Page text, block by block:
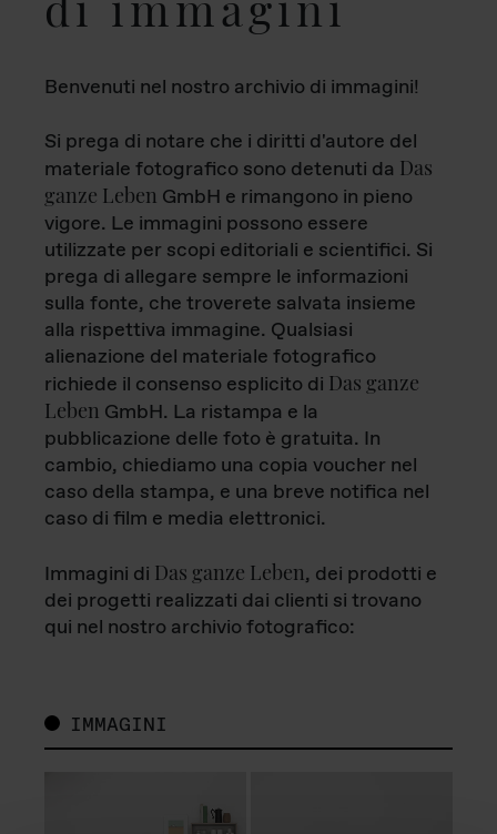
Benvenuti nel nostro archivio di immagini!
Si prega di notare che i diritti d'autore del
materiale fotografico sono detenuti da Das
ganze Leben GmbH e rimangono in pieno
vigore. Le immagini possono essere
utilizzate per scopi editoriali e scientifici. Si
prega di allegare sempre le informazioni
sulla fonte, che troverete salvata insieme
alla rispettiva immagine. Qualsiasi
alienazione del materiale fotografico
richiede il consenso esplicito di Das ganze
Leben GmbH. La ristampa e la
pubblicazione delle foto è gratuita. In
cambio, chiediamo una copia voucher nel
caso della stampa, e una breve notifica nel
caso di film e media elettronici.
Immagini di Das ganze Leben, dei prodotti e
dei progetti realizzati dai clienti si trovano
qui nel nostro archivio fotografico:
IMMAGINI